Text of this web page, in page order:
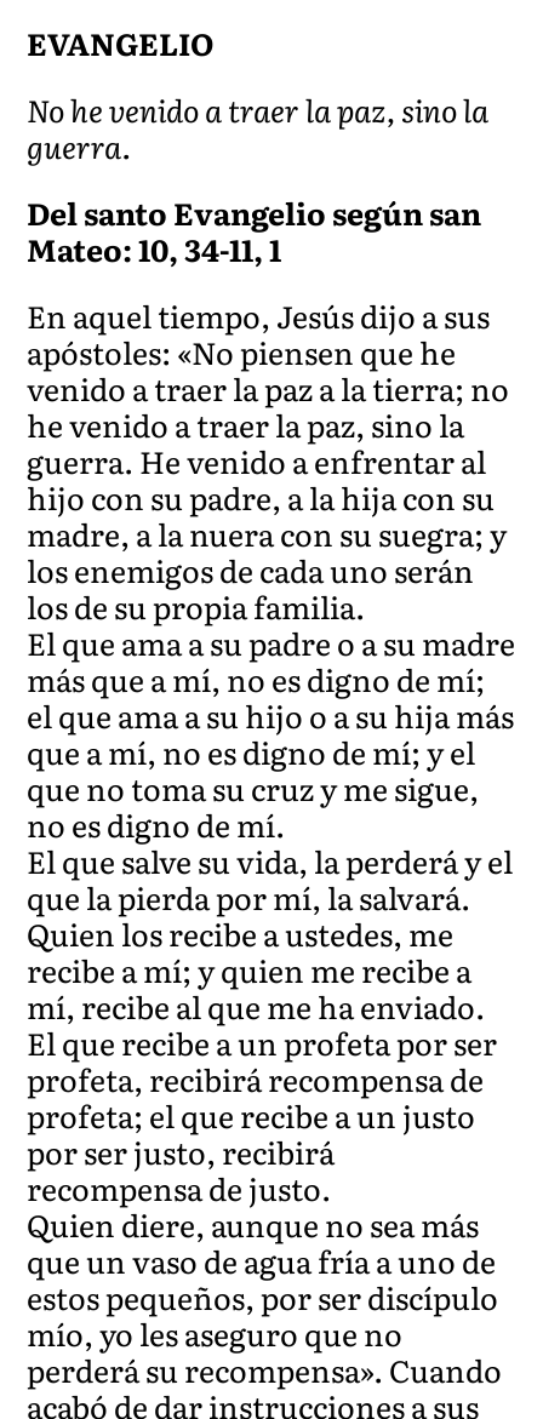
EVANGELIO
No he venido a traer la paz, sino la
guerra.
Del santo Evangelio según san
Mateo: 10, 34-11, 1
En aquel tiempo, Jesús dijo a sus
apóstoles: «No piensen que he
venido a traer la paz a la tierra; no
he venido a traer la paz, sino la
guerra. He venido a enfrentar al
hijo con su padre, a la hija con su
madre, a la nuera con su suegra; y
los enemigos de cada uno serán
los de su propia familia.
El que ama a su padre o a su madre
más que a mí, no es digno de mí;
el que ama a su hijo o a su hija más
que a mí, no es digno de mí; y el
que no toma su cruz y me sigue,
no es digno de mí.
El que salve su vida, la perderá y el
que la pierda por mí, la salvará.
Quien los recibe a ustedes, me
recibe a mí; y quien me recibe a
mí, recibe al que me ha enviado.
El que recibe a un profeta por ser
profeta, recibirá recompensa de
profeta; el que recibe a un justo
por ser justo, recibirá
recompensa de justo.
Quien diere, aunque no sea más
que un vaso de agua fría a uno de
estos pequeños, por ser discípulo
mío, yo les aseguro que no
perderá su recompensa». Cuando
acabó de dar instrucciones a sus